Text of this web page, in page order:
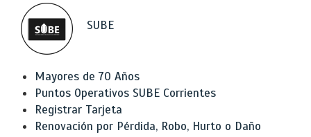
SUBE
Mayores de 70 Años
Puntos Operativos SUBE Corrientes
Registrar Tarjeta
Renovación por Pérdida, Robo, Hurto o Daño